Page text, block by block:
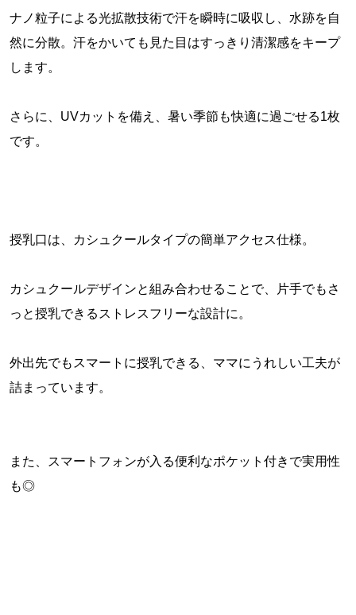
ナノ粒子による光拡散技術で汗を瞬時に吸収し、水跡を自
然に分散。汗をかいても見た目はすっきり清潔感をキープ
します。
さらに、UVカットを備え、暑い季節も快適に過ごせる1枚
です。
授乳口は、カシュクールタイプの簡単アクセス仕様。
カシュクールデザインと組み合わせることで、片手でもさ
っと授乳できるストレスフリーな設計に。
外出先でもスマートに授乳できる、ママにうれしい工夫が
詰まっています。
また、スマートフォンが入る便利なポケット付きで実用性
も◎